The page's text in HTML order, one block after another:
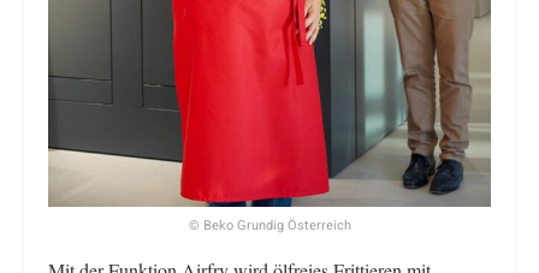
© Beko Grundig Österreich